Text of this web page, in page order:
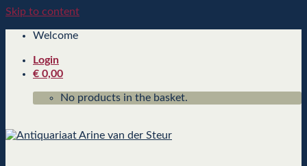
Skip to content
Welcome
Login
€ 0,00
No products in the basket.